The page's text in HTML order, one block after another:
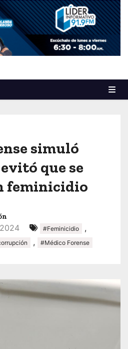
simuló
que se
feminicidio
#Feminicidio ,
, #Médico Forense